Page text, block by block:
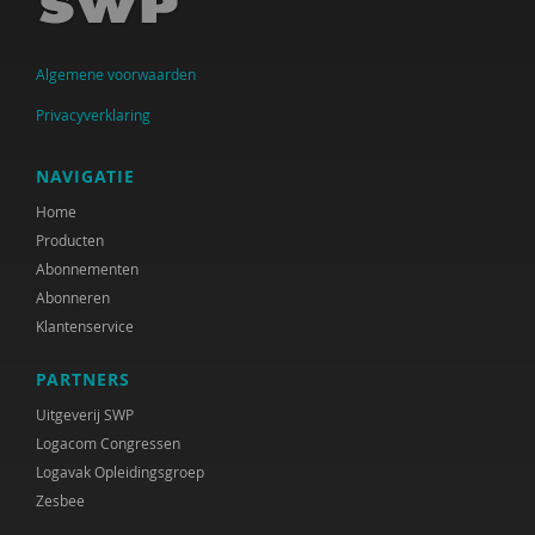
Marianne Berger
Charlotte van Besouw
Gabriël van Beusekom
Iva Bicanic
Yannick Bleeker
Jeroen Boekhoven
Arjan Bolt
Ilona Brekelmans
Maaike Brunekreef
Ellen de Ruiter
Algemene voorwaarden
Privacyverklaring
NAVIGATIE
Home
Producten
Abonnementen
Abonneren
Klantenservice
PARTNERS
Uitgeverij SWP
Logacom Congressen
Logavak Opleidingsgroep
Zesbee